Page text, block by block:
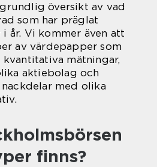
översikt av vad
som har präglat
år. Vi kommer även att
av värdepapper som
kvantitativa mätningar,
aktiebolag och
med olika
finns?